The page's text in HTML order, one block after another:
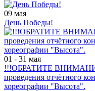
09 мая
День Победы!
01 - 31 мая
!!!ОБРАТИТЕ
проведения отчётного
хореографии "Высота".